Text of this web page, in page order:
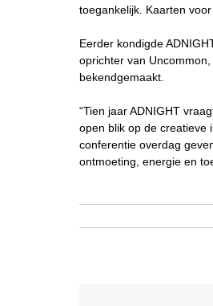
toegankelijk. Kaarten
Eerder kondigde
oprichter van
bekendgemaakt.
“Tien jaar ADNIGHT
open blik op de creatieve
conferentie overdag
ontmoeting, energie en